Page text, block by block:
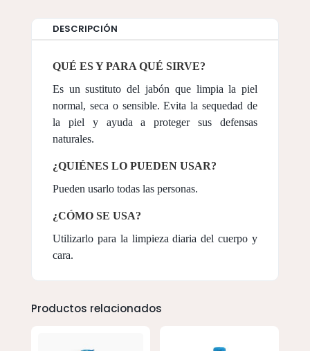
DESCRIPCIÓN
QUÉ ES Y PARA QUÉ SIRVE?
Es un sustituto del jabón que limpia la piel
normal, seca o sensible. Evita la sequedad de
la piel y ayuda a proteger sus defensas
naturales.
¿QUIÉNES LO PUEDEN USAR?
Pueden usarlo todas las personas.
¿CÓMO SE USA?
Utilizarlo para la limpieza diaria del cuerpo y
cara.
Productos relacionados